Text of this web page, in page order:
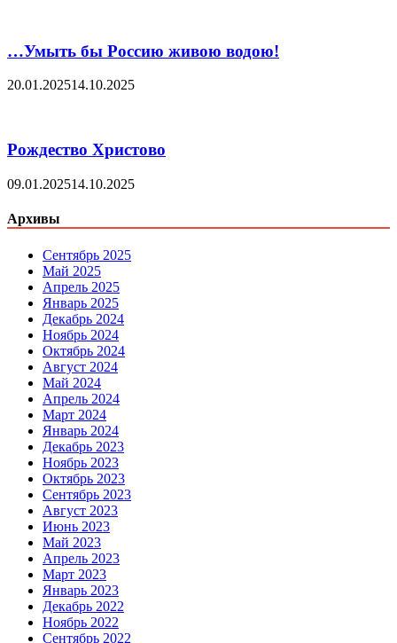
…Умыть бы Россию живою водою!
20.01.202514.10.2025
Рождество Христово
09.01.202514.10.2025
Архивы
Сентябрь 2025
Май 2025
Апрель 2025
Январь 2025
Декабрь 2024
Ноябрь 2024
Октябрь 2024
Август 2024
Май 2024
Апрель 2024
Март 2024
Январь 2024
Декабрь 2023
Ноябрь 2023
Октябрь 2023
Сентябрь 2023
Август 2023
Июнь 2023
Май 2023
Апрель 2023
Март 2023
Январь 2023
Декабрь 2022
Ноябрь 2022
Сентябрь 2022